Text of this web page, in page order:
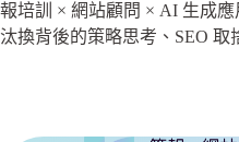
報培訓 × 網站顧問 × AI 生成
汰換背後的策略思考、SEO 取